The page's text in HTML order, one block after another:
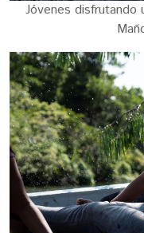
Jóvenes disfrutando